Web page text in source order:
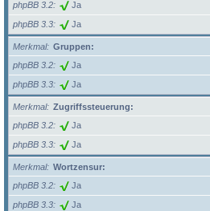
phpBB 3.2
Ja
phpBB 3.3 Ja
Merkmal
Gruppen:
phpBB 3.2
Ja
phpBB 3.3 Ja
Merkmal
Zugriffssteuerung:
phpBB 3.2
Ja
phpBB 3.3 Ja
Merkmal
Wortzensur:
phpBB 3.2
Ja
phpBB 3.3 Ja